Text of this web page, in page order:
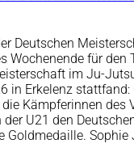
Deutschen
Wochenende für den
im Ju-
in Erkelenz stattfand:
Kämpferinnen des
U21 den
Goldmedaille. Sophie